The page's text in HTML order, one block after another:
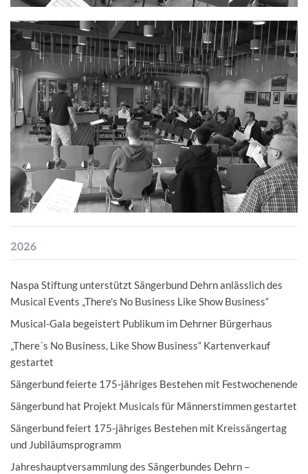
2026
Naspa Stiftung unterstützt Sängerbund Dehrn anlässlich des
Musical Events „There's No Business Like Show Business“
Musical-Gala begeistert Publikum im Dehrner Bürgerhaus
„There´s No Business, Like Show Business“ Kartenverkauf
gestartet
Sängerbund feierte 175-jähriges Bestehen mit Festwochenende
Sängerbund hat Projekt Musicals für Männerstimmen gestartet
Sängerbund feiert 175-jähriges Bestehen mit Kreissängertag
und Jubiläumsprogramm
Jahreshauptversammlung des Sängerbundes Dehrn –